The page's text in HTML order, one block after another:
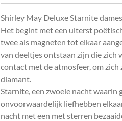
Shirley May Deluxe Starnite
Het begint met een uiterst
twee als magneten tot elkaar
van deeltjes ontstaan zijn die zich
contact met de atmosfeer, om
diamant.
Starnite, een zwoele nacht waarin
onvoorwaardelijk liefhebben
nacht met een met sterren